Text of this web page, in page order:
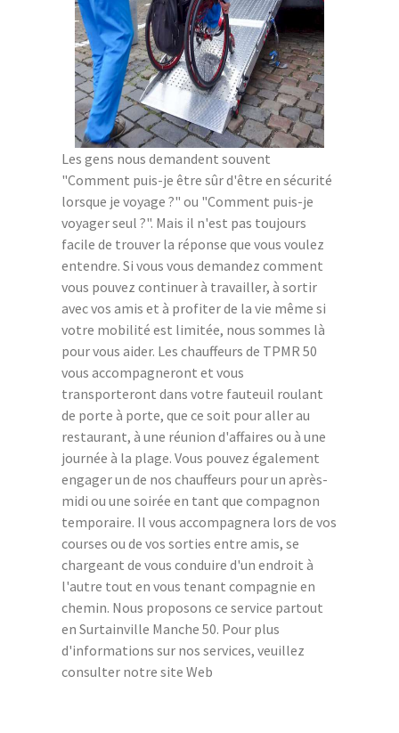
Les gens nous demandent souvent
"Comment puis-je être sûr d'être en sécurité
lorsque je voyage ?" ou "Comment puis-je
voyager seul ?". Mais il n'est pas toujours
facile de trouver la réponse que vous voulez
entendre. Si vous vous demandez comment
vous pouvez continuer à travailler, à sortir
avec vos amis et à profiter de la vie même si
votre mobilité est limitée, nous sommes là
pour vous aider. Les chauffeurs de TPMR 50
vous accompagneront et vous
transporteront dans votre fauteuil roulant
de porte à porte, que ce soit pour aller au
restaurant, à une réunion d'affaires ou à une
journée à la plage. Vous pouvez également
engager un de nos chauffeurs pour un après-
midi ou une soirée en tant que compagnon
temporaire. Il vous accompagnera lors de vos
courses ou de vos sorties entre amis, se
chargeant de vous conduire d'un endroit à
l'autre tout en vous tenant compagnie en
chemin. Nous proposons ce service partout
en Surtainville Manche 50. Pour plus
d'informations sur nos services, veuillez
consulter notre site Web